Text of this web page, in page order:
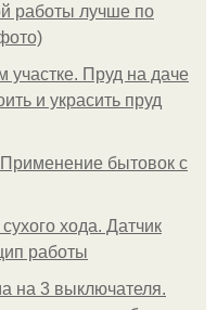
работы лучше по
участке. Пруд на даче
и украсить пруд
бытовок с
хода. Датчик
работы
на 3 выключателя.